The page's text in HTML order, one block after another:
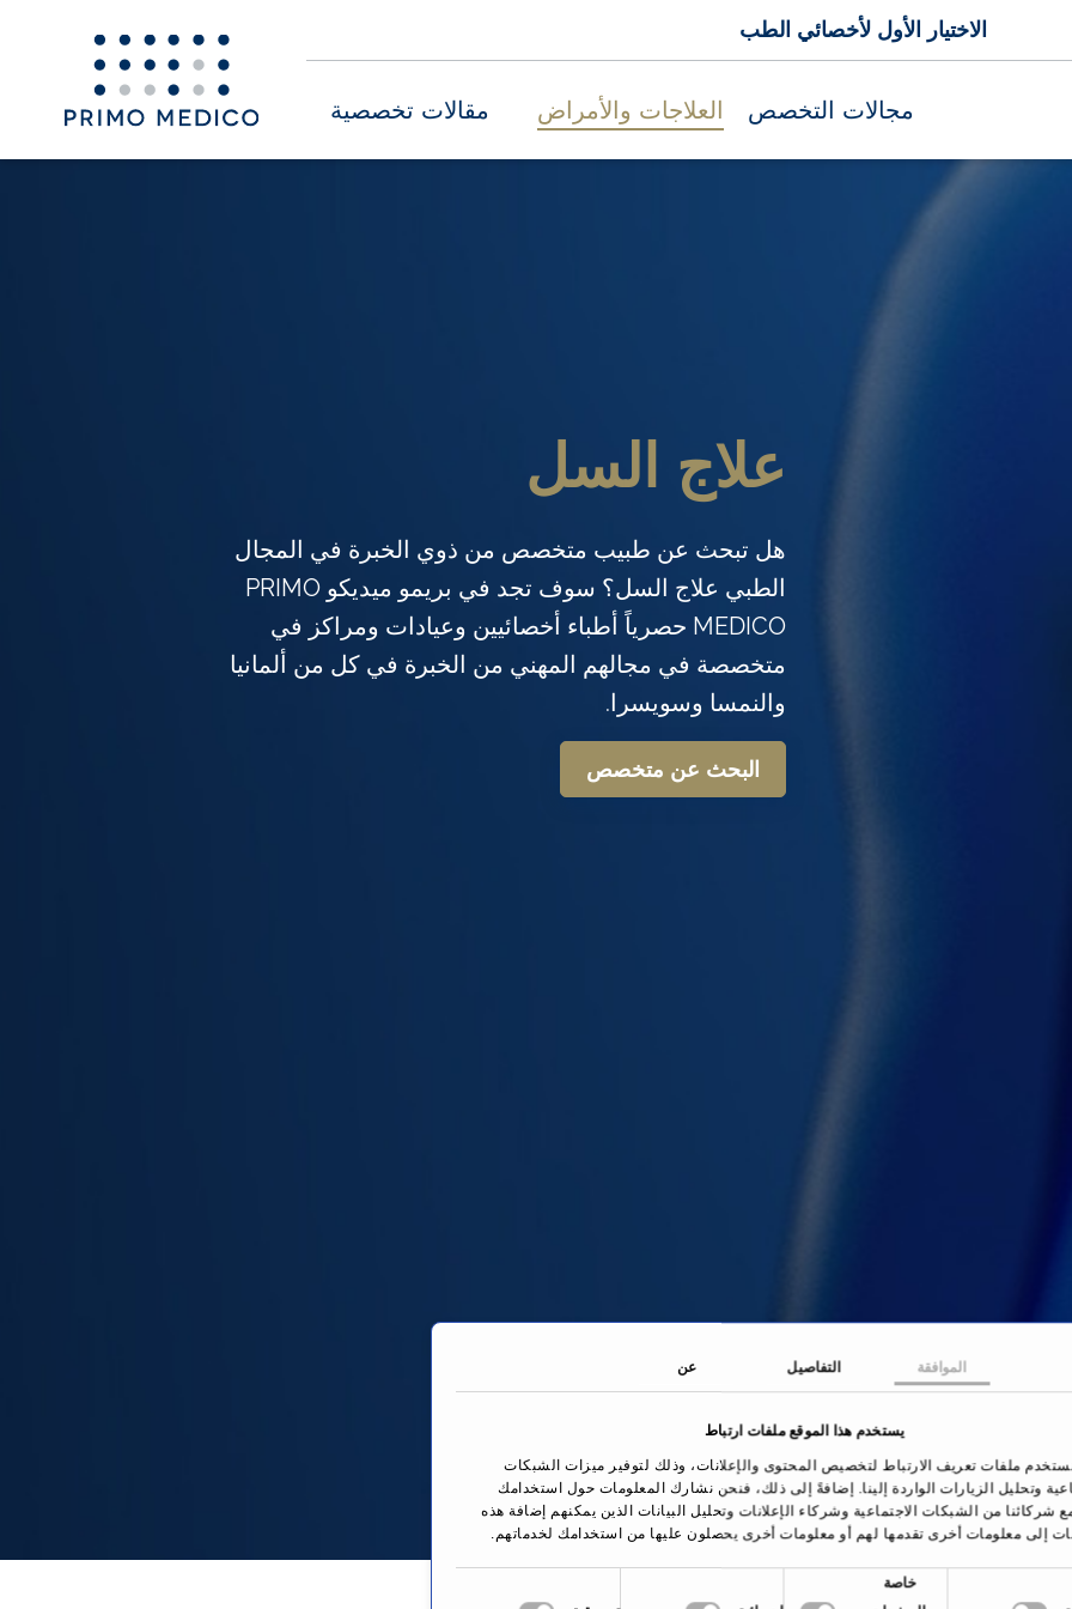
الموافقة التفاصيل عن
يستخدم هذا الموقع ملفات ارتباط
ملفات تعريف الارتباط لتخصيص المحتوى والإعلانات، وذلك لتوفير ميزات الشبكات
وتحليل الزيارات الواردة إلينا. إضافةً إلى ذلك، فنحن نشارك المعلومات حول استخدامك
شركائنا من الشبكات الاجتماعية وشركاء الإعلانات وتحليل البيانات الذين يمكنهم إضافة هذه
إلى معلومات أخرى تقدمها لهم أو معلومات أخرى يحصلون عليها من استخدامك لخدماتهم.
خاصة
الاختيار الأول لأخصائي الطب
مجالات التخصص العلاجات والأمراض مقالات تخصصية
علاج السل
هل تبحث عن طبيب متخصص من ذوي الخبرة في المجال
الطبي علاج السل؟ سوف تجد في بريمو ميديكو PRIMO
MEDICO حصرياً أطباء أخصائيين وعيادات ومراكز في
متخصصة في مجالهم المهني من الخبرة في كل من ألمانيا
والنمسا وسويسرا.
البحث عن متخصص